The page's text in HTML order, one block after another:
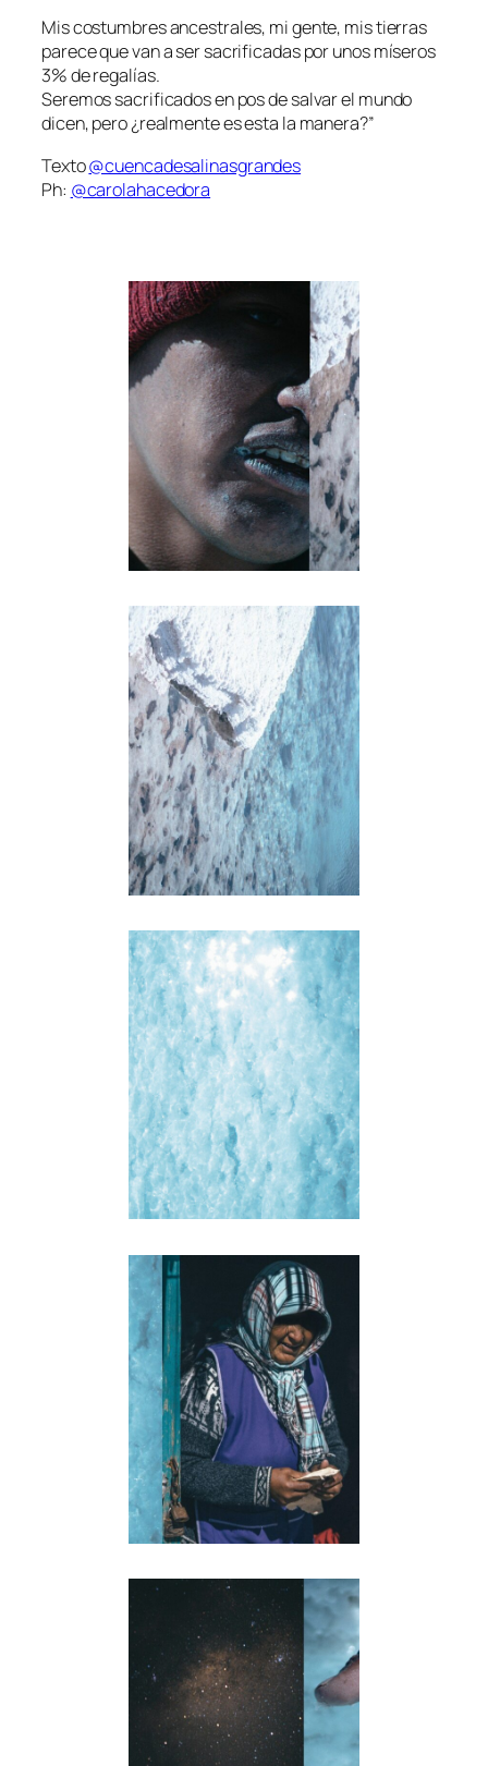
Mis costumbres ancestrales, mi gente, mis tierras
parece que van a ser sacrificadas por unos míseros
3% de regalías.
Seremos sacrificados en pos de salvar el mundo
dicen, pero ¿realmente es esta la manera?”
Texto@cuencadesalinasgrandes
Ph: @carolahacedora